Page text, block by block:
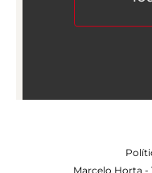
Marcelo Horta -